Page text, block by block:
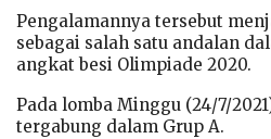
Pengalamannya tersebut
sebagai salah satu andalan
angkat besi Olimpiade 2020.
Pada lomba Minggu (24/7/
tergabung dalam Grup A.